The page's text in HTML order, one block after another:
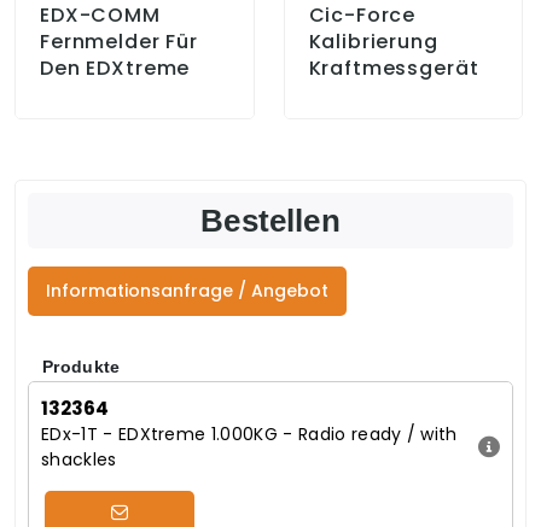
EDX-COMM
Fernmelder Für
Den EDXtreme
Cic-Force
Kalibrierung
Kraftmessgerät
Bestellen
Informationsanfrage / Angebot
Produkte
132364
EDx-1T - EDXtreme 1.000KG - Radio ready / with
shackles